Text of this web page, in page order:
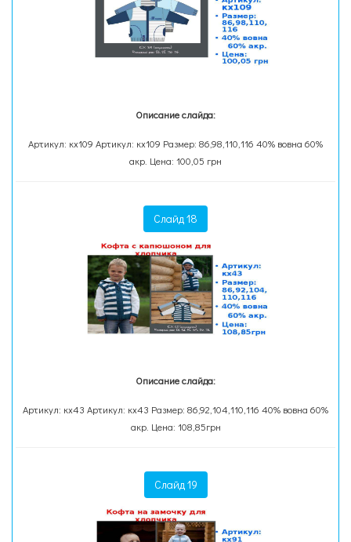
Описание слайда:
Артикул: кх109 Артикул: кх109 Размер: 86,98,110,116 40% вовна 60%
акр. Цена: 100,05 грн
Слайд 18
Описание слайда:
Артикул: кх43 Артикул: кх43 Размер: 86,92,104,110,116 40% вовна 60%
акр. Цена: 108,85грн
Слайд 19